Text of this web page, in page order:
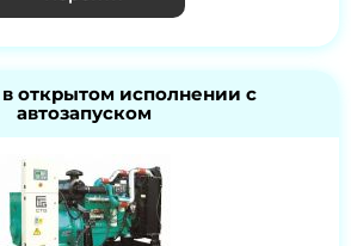
в открытом исполнении с
автозапуском